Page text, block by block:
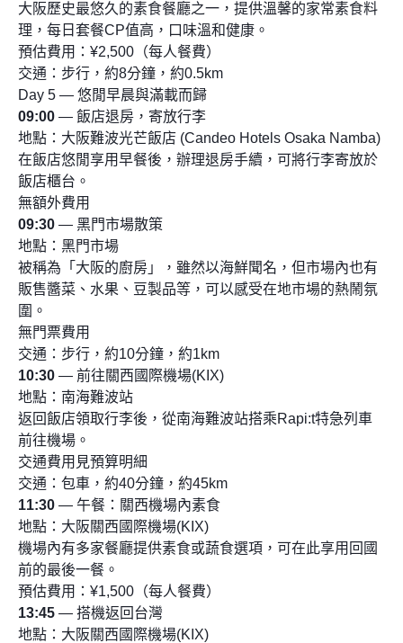
大阪歷史最悠久的素食餐廳之一，提供溫馨的家常素食料
理，每日套餐CP值高，口味溫和健康。
預估費用：¥2,500（每人餐費）
交通：步行，約8分鐘，約0.5km
Day 5 — 悠閒早晨與滿載而歸
09:00 — 飯店退房，寄放行李
地點：大阪難波光芒飯店 (Candeo Hotels Osaka Namba)
在飯店悠閒享用早餐後，辦理退房手續，可將行李寄放於
飯店櫃台。
無額外費用
09:30 — 黑門市場散策
地點：黑門市場
被稱為「大阪的廚房」，雖然以海鮮聞名，但市場內也有
販售醬菜、水果、豆製品等，可以感受在地市場的熱鬧氛
圍。
無門票費用
交通：步行，約10分鐘，約1km
10:30 — 前往關西國際機場(KIX)
地點：南海難波站
返回飯店領取行李後，從南海難波站搭乘Rapi:t特急列車
前往機場。
交通費用見預算明細
交通：包車，約40分鐘，約45km
11:30 — 午餐：關西機場內素食
地點：大阪關西國際機場(KIX)
機場內有多家餐廳提供素食或蔬食選項，可在此享用回國
前的最後一餐。
預估費用：¥1,500（每人餐費）
13:45 — 搭機返回台灣
地點：大阪關西國際機場(KIX)